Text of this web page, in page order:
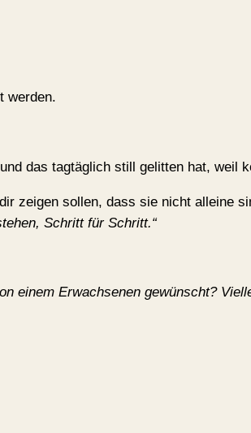
werden.
das tagtäglich still gelitten hat, weil
zeigen sollen, dass sie nicht alleine
Schritt für Schritt.“
einem Erwachsenen gewünscht?